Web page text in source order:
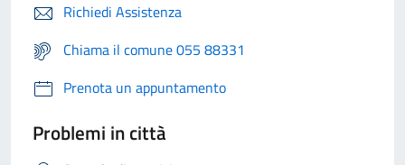
Richiedi Assistenza
Chiama il comune 055 88331
Prenota un appuntamento
Problemi in città